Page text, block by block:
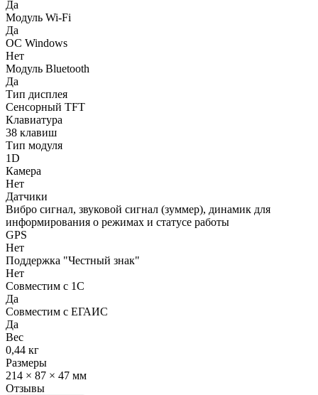
Да
Модуль Wi-Fi
Да
ОC Windows
Нет
Модуль Bluetooth
Да
Тип дисплея
Сенсорный TFT
Клавиатура
38 клавиш
Тип модуля
1D
Камера
Нет
Датчики
Вибро сигнал, звуковой сигнал (зуммер), динамик для
информирования о режимах и статусе работы
GPS
Нет
Поддержка "Честный знак"
Нет
Совместим с 1С
Да
Совместим с ЕГАИС
Да
Вес
0,44 кг
Размеры
214 × 87 × 47 мм
Отзывы